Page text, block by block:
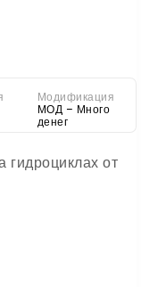
Модификация
МОД – Много
денег
гидроциклах от